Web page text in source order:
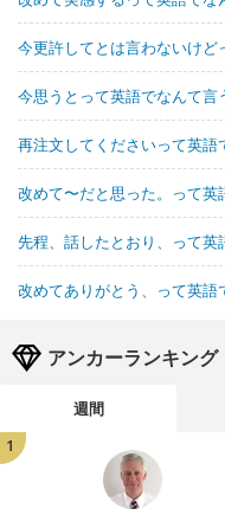
今更許してとは言わないけど
今思うとって英語でなんて言
再注文してくださいって英語
改めて〜だと思った。って英
先程、話したとおり、って英
改めてありがとう、って英語
アンカーランキング
週間
1